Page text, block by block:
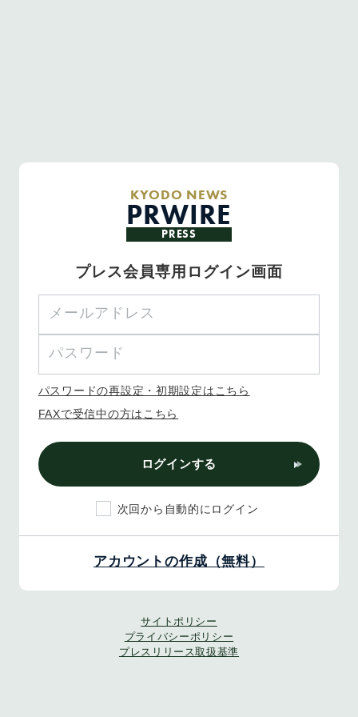
KYODO NEWS
PRWIRE
PRESS
プレス会員専用ログイン画面
パスワードの再設定・初期設定はこちら
FAXで受信中の方はこちら
ログインする
次回から自動的にログイン
アカウントの作成（無料）
サイトポリシー
プライバシーポリシー
プレスリリース取扱基準